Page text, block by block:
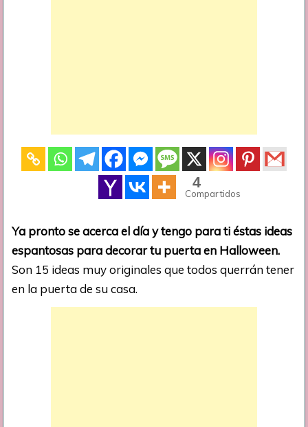
4
Compartidos
Ya pronto se acerca el día y tengo para ti éstas ideas
espantosas para decorar tu puerta en Halloween.
Son 15 ideas muy originales que todos querrán tener
en la puerta de su casa.